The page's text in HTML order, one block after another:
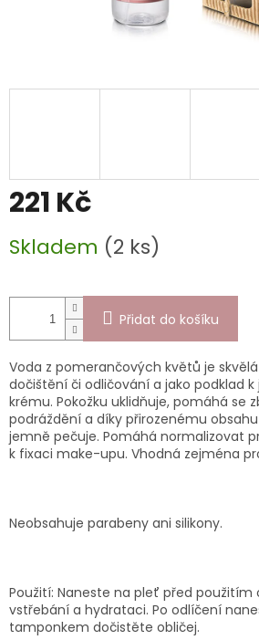
221 Kč
cena:
Skladem (2 ks)
Přidat do košíku
Voda z pomerančových květů je
dočištění či odličování a jako podklad k
krému. Pokožku uklidňuje, pomáhá se
podráždění a díky přirozenému
jemně pečuje. Pomáhá normalizovat
k fixaci make-upu. Vhodná zejména
Neobsahuje parabeny ani silikony.
Použití: Naneste na pleť před použitím
vstřebání a hydrataci. Po odlíčení
tamponkem dočistěte obličej.